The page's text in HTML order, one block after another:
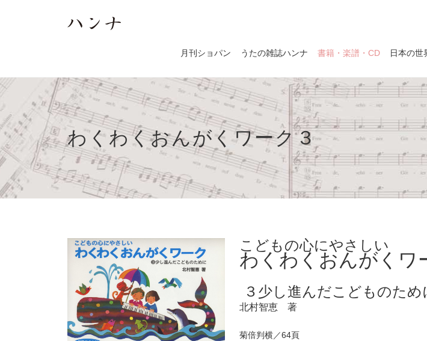
月刊ショパン うたの雑誌ハンナ 書籍・楽譜・CD 日本の世
わくわくおんがくワーク３
こどもの心にやさしい
わくわくおんがく
３少し進んだこどものため
北村智恵 著
菊倍判横／64頁